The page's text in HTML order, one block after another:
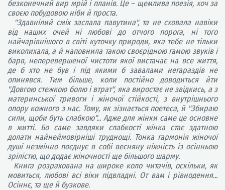
безконечний вир мрій і планів. Це – щемлива поезія, хоч за
своєю побудовою ніби й проста.
"Здавнілий сміх заслала павутина", та не сховала навіки
від наших очей ні любові до отчого порога, ні того
найчарівнішого в світі куточку природи, яка тебе не тільки
виколихала, а й наповнила такою своєрідною гамою звуків і
барв, неперевершеної чистоти якої вистачає на все життя,
де б хто не був і під якими б завалами негараздів не
опинявся. Тим більше, коли постійно доводиться йти
"Довгою стежкою болю і втрат", яка виростає не звідкись, а з
материнської тривоги і жіночої стійкості, з внутрішнього
опору кожного з нас. Тому, як зізнається поетеса, й "Збираю
сили, щоби буть слабкою"... Адже для жінки саме це основне
в житті. Бо саме завдяки слабкості жінка стає здатною
долати найнеймовірніші труднощі. Тонка гармонія жіночої
душі незмінно поєднує в собі весняну ніжність із осінньою
зрілістю, що додає жіночності ще більшого шарму.
Книга розрахована на широке коло читачів, оскільки, як
мовиться, любові всі віки підвладні. От вам і рівнодення...
Осіннє, та ще й бузкове.